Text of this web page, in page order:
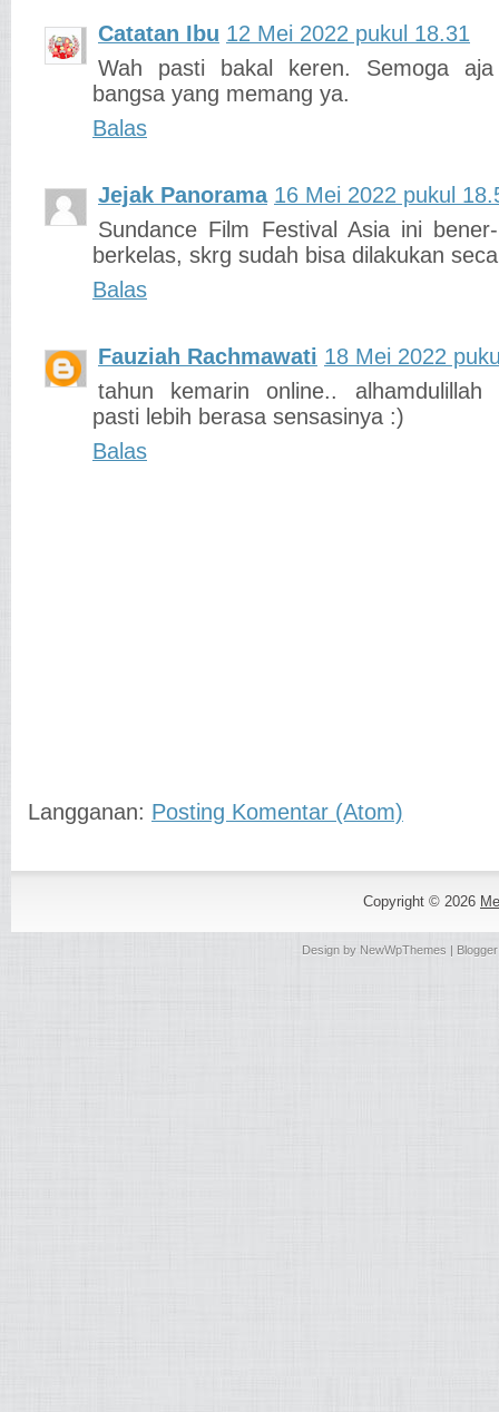
Catatan Ibu 12 Mei 2022 pukul 18.31
Wah pasti bakal keren. Semoga
bangsa yang memang ya.
Balas
Jejak Panorama 16 Mei 2022 pukul
Sundance Film Festival Asia ini
berkelas, skrg sudah bisa dilakukan
Balas
Fauziah Rachmawati 18 Mei 2022
tahun kemarin online.. alhamdulillah
pasti lebih berasa sensasinya :)
Balas
Langganan: Posting Komentar (Atom)
Copyright © 2026
Design by NewWpThemes |